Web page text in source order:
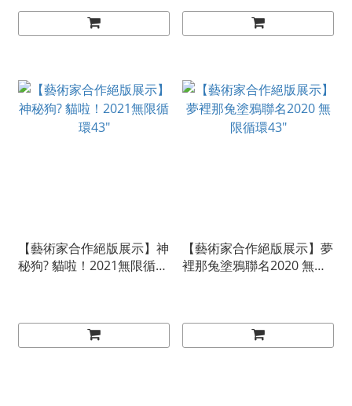
【藝術家合作絕版展示】神
秘狗? 貓啦！2021無限循環
【藝術家合作絕版展示】夢
裡那兔塗鴉聯名2020 無限